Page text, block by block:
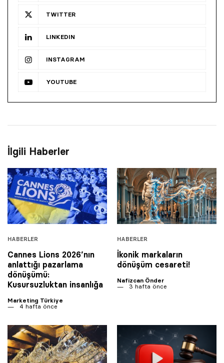
TWITTER
LINKEDIN
INSTAGRAM
YOUTUBE
İlgili Haberler
HABERLER
Cannes Lions 2026’nın
anlattığı pazarlama
dönüşümü:
Kusursuzluktan insanlığa
Marketing Türkiye
4 hafta önce
HABERLER
İkonik markaların
dönüşüm cesareti!
Nafizcan Önder
3 hafta önce